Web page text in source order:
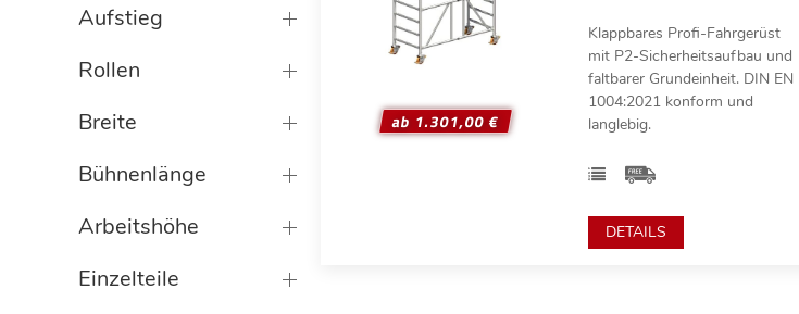
Aufstieg
Rollen
Breite
Bühnenlänge
Arbeitshöhe
Einzelteile
ab 1.301,00 €
Klappbares Profi-Fahrgerüst
mit P2-Sicherheitsaufbau und
faltbarer Grundeinheit. DIN EN
1004:2021 konform und
langlebig.
DETAILS